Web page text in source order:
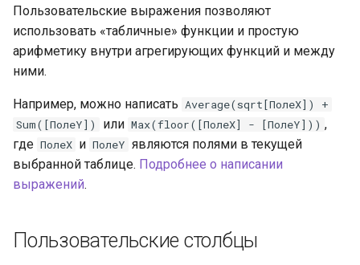
Пользовательские выражения позволяют
использовать «табличные» функции и простую
арифметику внутри агрегирующих функций и между
ними.
Например, можно написать Average(sqrt[ПолеX]) +
Sum([ПолеY])
или Max(floor([ПолеX] - [ПолеY])) ,
где ПолеX и ПолеY являются полями в текущей
выбранной таблице. Подробнее о написании
выражений.
Пользовательские столбцы